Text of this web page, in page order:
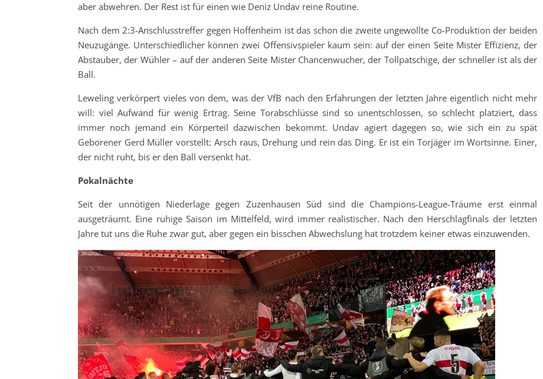
aber abwehren. Der Rest ist für einen wie Deniz Undav reine Routine.
Nach dem 2:3-Anschlusstreffer gegen Hoffenheim ist das schon die zweite ungewollte Co-Produktion der beiden
Neuzugänge. Unterschiedlicher können zwei Offensivspieler kaum sein: auf der einen Seite Mister Effizienz, der
Abstauber, der Wühler – auf der anderen Seite Mister Chancenwucher, der Tollpatschige, der schneller ist als der
Ball.
Leweling verkörpert vieles von dem, was der VfB nach den Erfahrungen der letzten Jahre eigentlich nicht mehr
will: viel Aufwand für wenig Ertrag. Seine Torabschlüsse sind so unentschlossen, so schlecht platziert, dass
immer noch jemand ein Körperteil dazwischen bekommt. Undav agiert dagegen so, wie sich ein zu spät
Geborener Gerd Müller vorstellt: Arsch raus, Drehung und rein das Ding. Er ist ein Torjäger im Wortsinne. Einer,
der nicht ruht, bis er den Ball versenkt hat.
Pokalnächte
Seit der unnötigen Niederlage gegen Zuzenhausen Süd sind die Champions-League-Träume erst einmal
ausgeträumt. Eine ruhige Saison im Mittelfeld, wird immer realistischer. Nach den Herschlagfinals der letzten
Jahre tut uns die Ruhe zwar gut, aber gegen ein bisschen Abwechslung hat trotzdem keiner etwas einzuwenden.